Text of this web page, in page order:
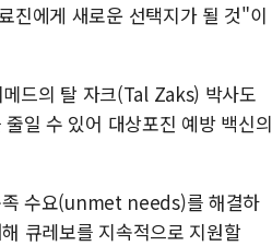
진에게 새로운 선택지가 될 것"이
드의 탈 자크(Tal Zaks) 박사도
일 수 있어 대상포진 예방 백신의
족 수요(unmet needs)를 해결하
큐레보를 지속적으로 지원할